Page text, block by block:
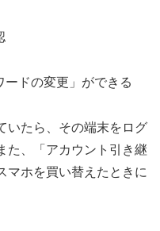
ードの変更」ができる
いたら、その端末をログ
た、「アカウント引き継
マホを買い替えたときに